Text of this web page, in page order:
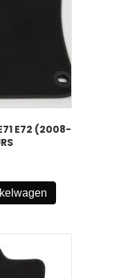
E72 (2008-